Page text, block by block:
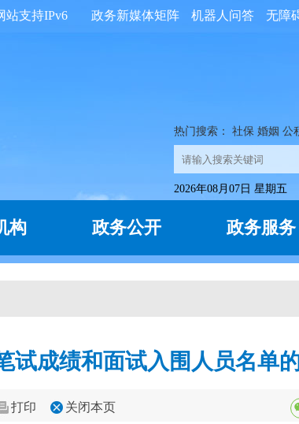
无障
机器人问答
政务新媒体矩阵
站支持IPv6
热门搜索： 社保 婚姻 公
2026年08月07日 星期五
构 政务公开 政务服务
试成绩和面试入围人员名单
打印 关闭本页